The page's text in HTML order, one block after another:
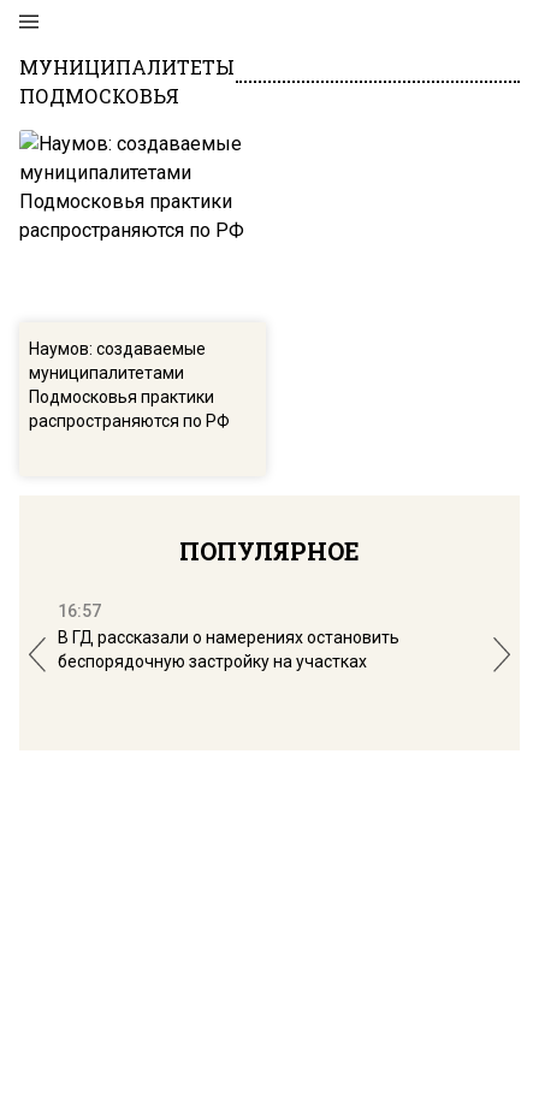
МУНИЦИПАЛИТЕТЫ
ПОДМОСКОВЬЯ
Наумов: создаваемые
муниципалитетами
Подмосковья практики
распространяются по РФ
ПОПУЛЯРНОЕ
16:57
В ГД рассказали о намерениях остановить
беспорядочную застройку на участках